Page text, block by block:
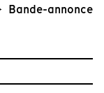
Bande-annonce